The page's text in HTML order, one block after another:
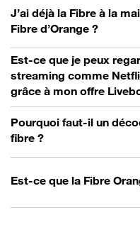
J’ai déjà la Fibre à la
Fibre d’Orange ?
Est-ce que je peux
streaming comme
grâce à mon offre
Pourquoi faut-il un
fibre ?
Est-ce que la Fibre